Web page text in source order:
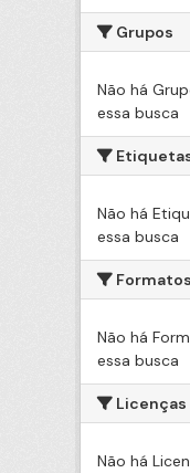
Grupos
Não há
essa busca
Não há
essa busca
Formatos
Não há
essa busca
Licenças
Não há